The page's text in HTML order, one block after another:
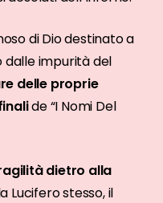
di Dio destinato a
impurità del
delle proprie
de “I Nomi Del
dietro alla
Lucifero stesso, il